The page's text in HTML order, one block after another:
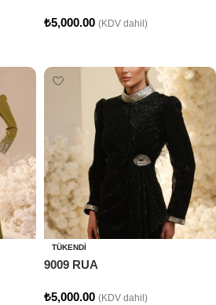
₺5,000.00 (KDV dahil)
TÜKENDI
9009 RUA
₺5,000.00 (KDV dahil)